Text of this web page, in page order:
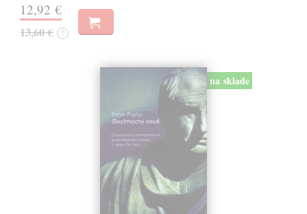
12,92 €
13,60 € ?
na sklade